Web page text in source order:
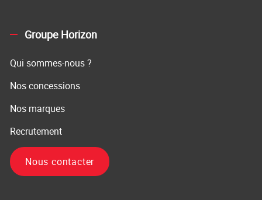
Groupe Horizon
Qui sommes-nous ?
Nos concessions
Nos marques
Recrutement
Nous contacter